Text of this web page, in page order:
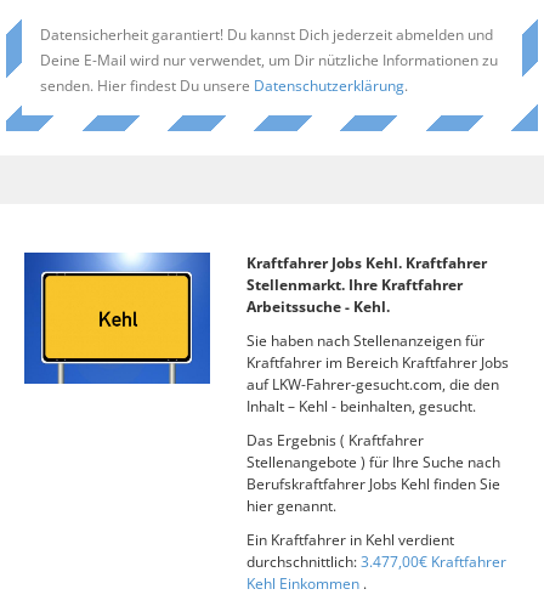
Datensicherheit garantiert! Du kannst Dich jederzeit abmelden und
Deine E-Mail wird nur verwendet, um Dir nützliche Informationen zu
senden. Hier findest Du unsere Datenschutzerklärung.
Kraftfahrer Jobs Kehl. Kraftfahrer
Stellenmarkt. Ihre Kraftfahrer
Arbeitssuche - Kehl.
Sie haben nach Stellenanzeigen für
Kraftfahrer im Bereich Kraftfahrer Jobs
auf LKW-Fahrer-gesucht.com, die den
Inhalt – Kehl - beinhalten, gesucht.
Das Ergebnis ( Kraftfahrer
Stellenangebote ) für Ihre Suche nach
Berufskraftfahrer Jobs Kehl finden Sie
hier genannt.
Ein Kraftfahrer in Kehl verdient
durchschnittlich:3.477,00€ Kraftfahrer
Kehl Einkommen .